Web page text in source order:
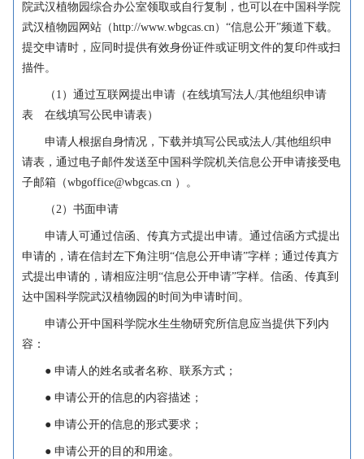
院武汉植物园综合办公室领取或自行复制，也可以在中国科学院
武汉植物园网站（http://www.wbgcas.cn）“信息公开”频道下载。
提交申请时，应同时提供有效身份证件或证明文件的复印件或扫
描件。
（1）通过互联网提出申请（在线填写法人/其他组织申请
表 在线填写公民申请表）
申请人根据自身情况，下载并填写公民或法人/其他组织申
请表，通过电子邮件发送至中国科学院机关信息公开申请接受电
子邮箱（wbgoffice@wbgcas.cn ）。
（2）书面申请
申请人可通过信函、传真方式提出申请。通过信函方式提出
申请的，请在信封左下角注明“信息公开申请”字样；通过传真方
式提出申请的，请相应注明“信息公开申请”字样。信函、传真到
达中国科学院武汉植物园的时间为申请时间。
申请公开中国科学院水生生物研究所信息应当提供下列内
容：
● 申请人的姓名或者名称、联系方式；
● 申请公开的信息的内容描述；
● 申请公开的信息的形式要求；
● 申请公开的目的和用途。